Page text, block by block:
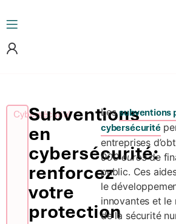
Cybersécurité
Subventions
en
cybersécurité:
renforcez
votre
protection
Lessubventions
cybersécurité
entreprises
000 eurosde
public. Ces
le
innovantes et le
de la sécurité